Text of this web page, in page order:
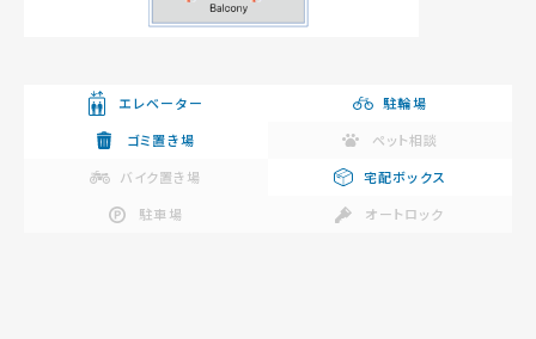
エレベーター
駐輪場
ゴミ置き場
ペット相談
バイク置き場
宅配ボックス
駐車場
オートロック